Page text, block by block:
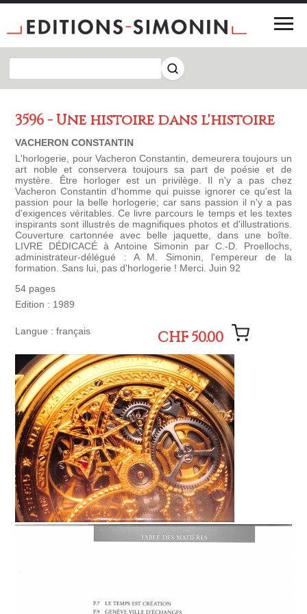
3596 - Une histoire dans l'histoire
VACHERON CONSTANTIN
L'horlogerie, pour Vacheron Constantin, demeurera toujours un
art noble et conservera toujours sa part de poésie et de
mystère. Être horloger est un privilège. Il n'y a pas chez
Vacheron Constantin d'homme qui puisse ignorer ce qu'est la
passion pour la belle horlogerie; car sans passion il n'y a pas
d'exigences véritables. Ce livre parcours le temps et les textes
inspirants sont illustrés de magnifiques photos et d'illustrations.
Couverture cartonnée avec belle jaquette, dans une boîte.
LIVRE DÉDICACÉ à Antoine Simonin par C.-D. Proellochs,
administrateur-délégué : A M. Simonin, l'empereur de la
formation. Sans lui, pas d'horlogerie ! Merci. Juin 92
54 pages
Edition : 1989
Langue : français CHF 50.00